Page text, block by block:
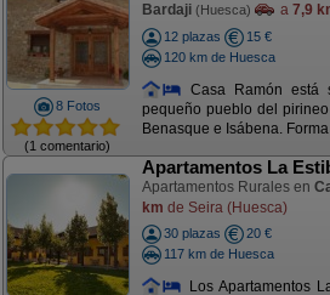
8 Fotos
(1 comentario)
Bardaji (Huesca) a 7,9
12 plazas
15 €
120 km de Huesca
Casa Ramón está
pequeño pueblo del
Benasque e Isábena.
Apartamentos La
Apartamentos Rurales en
km de Seira (Huesca)
30 plazas
20 €
117 km de Huesca
Los Apartamentos